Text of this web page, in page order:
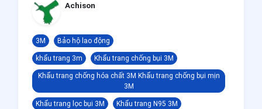
Achison
3M Bảo hộ lao động
khẩu trang 3m Khẩu trang chống bụi 3M
Khẩu trang chống hóa chất 3M Khẩu trang chống bụi mịn
3M
Khẩu trang lọc bụi 3M Khẩu trang N95 3M